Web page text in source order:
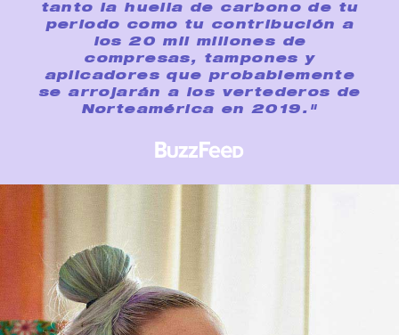
tanto la huella de carbono de tu
periodo como tu contribución a
los 20 mil millones de
compresas, tampones y
aplicadores que probablemente
se arrojarán a los vertederos de
Norteamérica en 2019."